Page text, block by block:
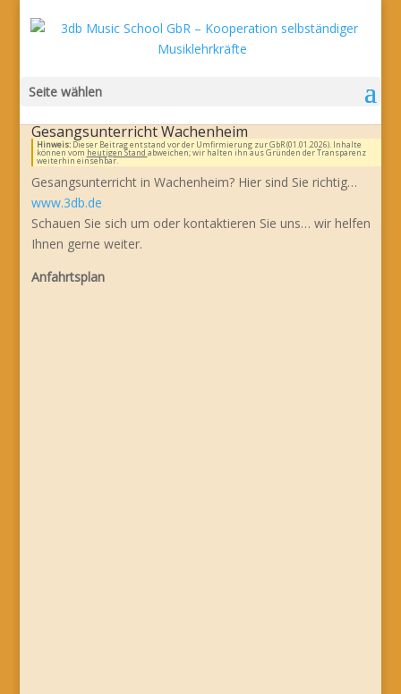
Seite wählen
Gesangsunterricht Wachenheim
Hinweis:Dieser Beitrag entstand vor der Umfirmierung zur GbR (01.01.2026). Inhalte
können vom heutigen Stand abweichen; wir halten ihn aus Gründen der Transparenz
weiterhin einsehbar.
Gesangsunterricht in Wachenheim? Hier sind Sie richtig…
www.3db.de
Schauen Sie sich um oder kontaktieren Sie uns… wir helfen
Ihnen gerne weiter.
Anfahrtsplan